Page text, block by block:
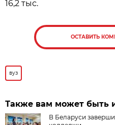
16,2 тыс.
ОСТАВИТЬ
вуз
Также вам может быть
В Беларуси